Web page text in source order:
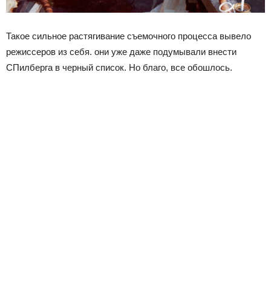
Такое сильное растягивание съемочного процесса вывело
режиссеров из себя. они уже даже подумывали внести
СПилберга в черный список. Но благо, все обошлось.